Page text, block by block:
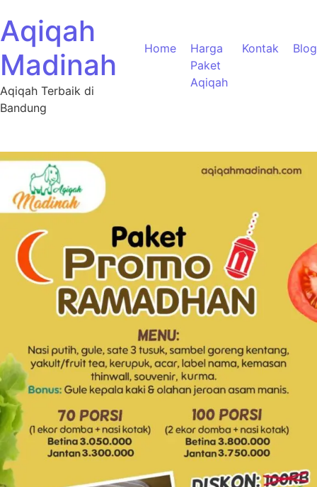
Aqiqah
Madinah
Aqiqah Terbaik di
Bandung
Home
Harga
Paket
Aqiqah
Kontak Blog